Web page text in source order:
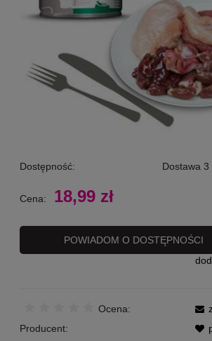
Dostępność: Dostawa 3
Cena: 18,99 zł
POWIADOM O DOSTĘPNOŚCI
Ocena:
Producent: